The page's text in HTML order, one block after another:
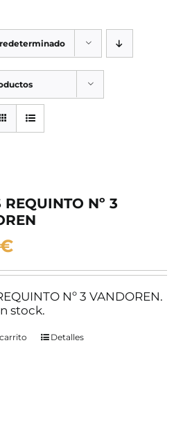
TALLER
REQUINTO Nº 3
€
Nº 3 VANDOREN.
stock.
Detalles